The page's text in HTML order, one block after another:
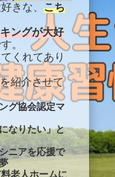
きな、 こち
ングが大好
。
くれてあり
紹介させて
グ協会認定マ
なりたい」と
ニアを応援で
老人ホームに